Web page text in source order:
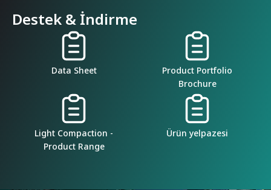
Destek & İndirme
Data Sheet
Product Portfolio
Brochure
Light Compaction -
Product Range
Ürün yelpazesi